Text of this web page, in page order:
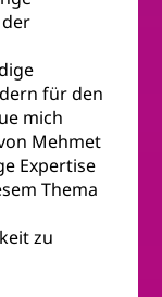
für den
mich
Mehmet
Expertise
Thema
zu